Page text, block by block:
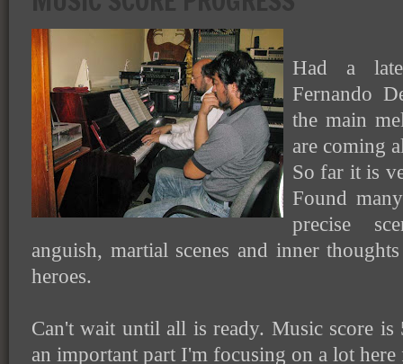
Had a
Fernando
the main
are coming
So far it is
Found
precise
anguish, martial scenes and inner
heroes.
Can't wait until all is ready. Music score
an important part I'm focusing on a lot